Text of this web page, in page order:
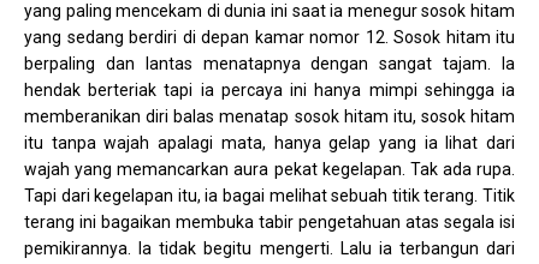
yang paling mencekam di dunia ini saat ia menegur sosok hitam
yang sedang berdiri di depan kamar nomor 12. Sosok hitam itu
berpaling dan lantas menatapnya dengan sangat tajam. Ia
hendak berteriak tapi ia percaya ini hanya mimpi sehingga ia
memberanikan diri balas menatap sosok hitam itu, sosok hitam
itu tanpa wajah apalagi mata, hanya gelap yang ia lihat dari
wajah yang memancarkan aura pekat kegelapan. Tak ada rupa.
Tapi dari kegelapan itu, ia bagai melihat sebuah titik terang. Titik
terang ini bagaikan membuka tabir pengetahuan atas segala isi
pemikirannya. Ia tidak begitu mengerti. Lalu ia terbangun dari